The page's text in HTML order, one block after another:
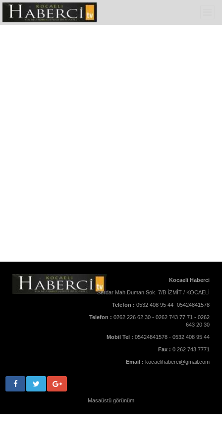
Kocaeli Haberci
Serdar Mah.Duman Sok. 7/B İZMİT / KOCAELİ
Telefon : 0532 408 95 44- 05424841578
Telefon : 0262 226 62 30 - 0262 743 77 71 - 0262
643 20 30
Mobil Tel : 05424841578 - 0532 408 95 44
Fax : 0 262 743 7771
Email : kocaelihaberci@gmail.com
Masaüstü görünüm